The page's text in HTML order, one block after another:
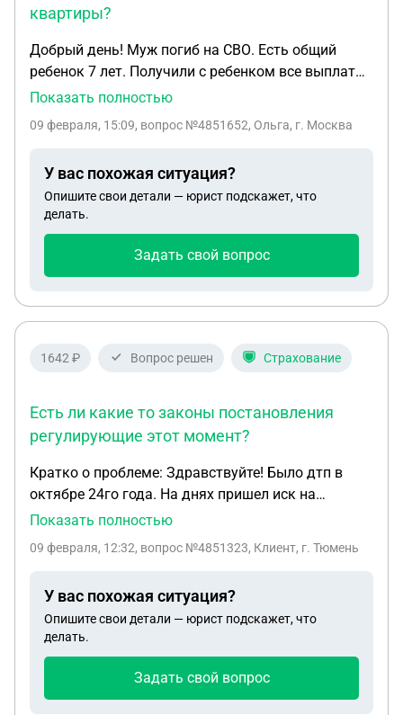
квартиры?
Добрый день! Муж погиб на СВО. Есть общий
ребенок 7 лет. Получили с ребенком все выплаты.
Выплаты на ребенка приходили на номинальный
чтобы получить % от банка. Сейчас планирую
номинального счета отчитываться, перед опекой
например. Не будет ли каких-то проблем при
покупке квартиры?
Показать полностью
09 февраля, 15:09, вопрос №4851652, Ольга, г. Москва
У вас похожая ситуация?
Опишите свои детали — юрист подскажет, что
делать.
Задать свой вопрос
1642 ₽ Вопрос решен Страхование
Есть ли какие то законы постановления
регулирующие этот момент?
Кратко о проблеме: Здравствуйте! Было дтп в
октябре 24го года. На днях пришел иск на
доплату,В иске в качестве доказательства
акту осмотра страховой,проведенная в августе
сумму. На основании экспертизы требуют
остаток суммы.С этим вопросом понятно что
должны возместить. Но есть подозрение что
август 25го.Чего либо подтверждающего эти
Показать полностью
09 февраля, 12:32, вопрос №4851323, Клиент, г. Тюмень
У вас похожая ситуация?
Опишите свои детали — юрист подскажет, что
делать.
Задать свой вопрос